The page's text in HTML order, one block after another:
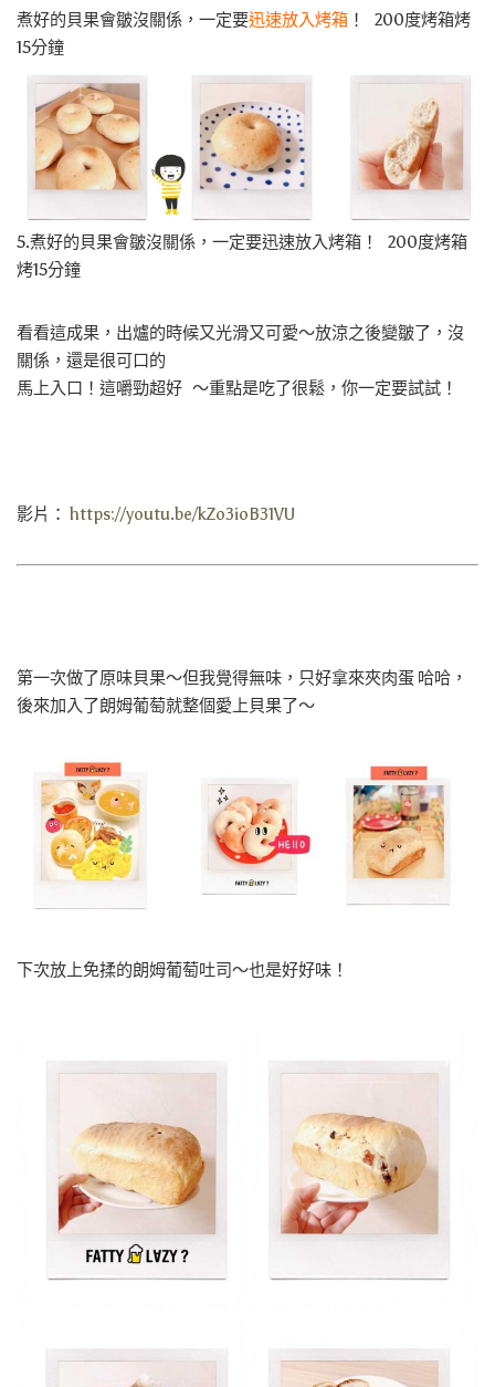
煮好的貝果會皺沒關係，一定要迅速放入烤箱 ！ 200度烤箱烤
15分鐘
5.煮好的貝果會皺沒關係，一定要迅速放入烤箱！ 200度烤箱
烤15分鐘
看看這成果，出爐的時候又光滑又可愛～放涼之後變皺了，沒
關係，還是很可口的
馬上入口！這嚼勁超好 ～重點是吃了很鬆，你一定要試試！
影片： https://youtu.be/kZo3ioB31VU
第一次做了原味貝果～但我覺得無味，只好拿來夾肉蛋 哈哈，
後來加入了朗姆葡萄就整個愛上貝果了～
下次放上免揉的朗姆葡萄吐司～也是好好味！